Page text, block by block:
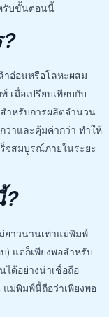
รับขั้นตอนนี้
าอ่อนหรือโลหะผสม
เมื่อเปรียบเทียบกับ
ำหรับการผลิตจำนวน
ว่าและคุ้มค่ากว่า ทำให้
จสมบูรณ์ภายในระยะ
?
ยาวนานเท่าแม่พิมพ์
) แต่ก็เพียงพอสำหรับ
ด้อย่างน่าเชื่อถือ
ม่พิมพ์นี้ถือว่าเพียงพอ